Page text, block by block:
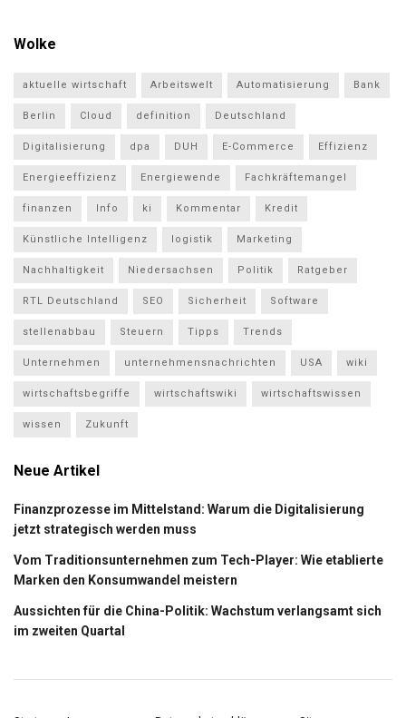
Wolke
aktuelle wirtschaft Arbeitswelt Automatisierung Bank
Berlin Cloud definition Deutschland
Digitalisierung dpa DUH E-Commerce Effizienz
Energieeffizienz Energiewende Fachkräftemangel
finanzen Info ki Kommentar Kredit
Künstliche Intelligenz logistik Marketing
Nachhaltigkeit Niedersachsen Politik Ratgeber
RTL Deutschland SEO Sicherheit Software
stellenabbau Steuern Tipps Trends
Unternehmen unternehmensnachrichten USA wiki
wirtschaftsbegriffe wirtschaftswiki wirtschaftswissen
wissen Zukunft
Neue Artikel
Finanzprozesse im Mittelstand: Warum die Digitalisierung
jetzt strategisch werden muss
Vom Traditionsunternehmen zum Tech-Player: Wie etablierte
Marken den Konsumwandel meistern
Aussichten für die China-Politik: Wachstum verlangsamt sich
im zweiten Quartal